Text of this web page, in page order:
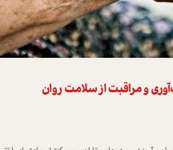
و مراقبت از سلامت روان